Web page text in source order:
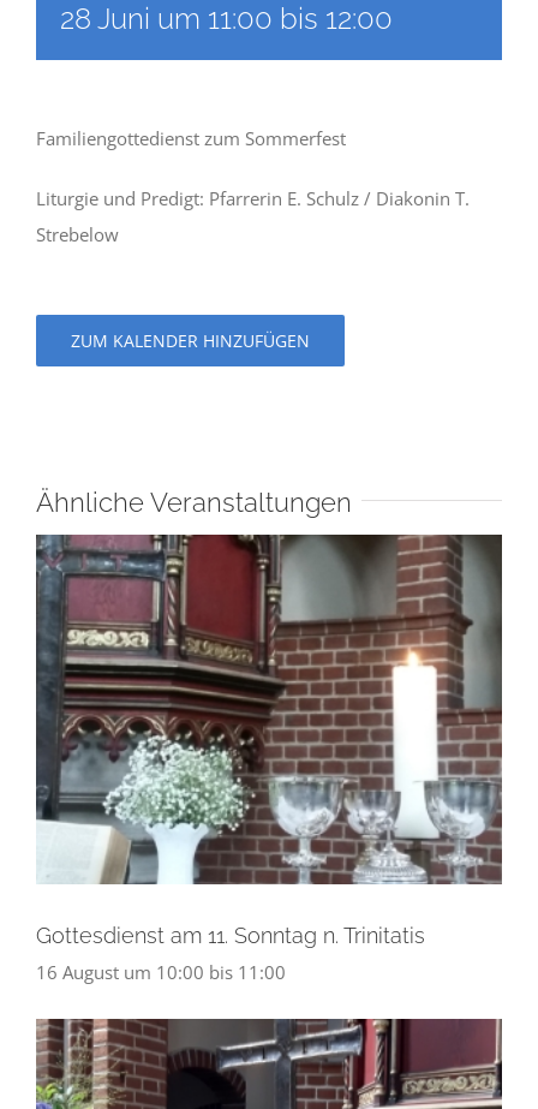
28 Juni um 11:00 bis 12:00
Familiengottedienst zum Sommerfest
Liturgie und Predigt: Pfarrerin E. Schulz / Diakonin T.
Strebelow
ZUM KALENDER HINZUFÜGEN
Ähnliche Veranstaltungen
Gottesdienst am 11. Sonntag n. Trinitatis
16 August um 10:00 bis 11:00